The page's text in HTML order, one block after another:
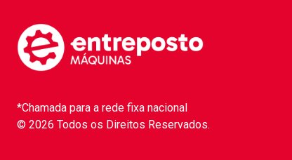
*Chamada para a rede fixa nacional
© 2026 Todos os Direitos Reservados.